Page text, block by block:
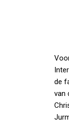
de
van